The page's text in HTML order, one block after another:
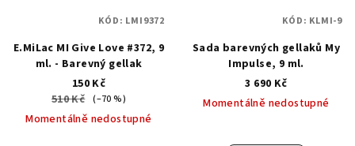
E.MiLac MI Give Love #372, 9
ml. - Barevný gellak
150 Kč
510 Kč (–70 %)
Momentálně nedostupné
KÓD: LMI9372
Sada barevných gellaků My
Impulse, 9 ml.
3 690 Kč
Momentálně nedostupné
KÓD: KLMI-9